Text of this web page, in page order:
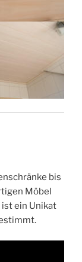
bis
Möbel
ist ein Unikat